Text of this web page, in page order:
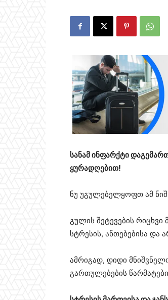
სანამ ინფარქტი
ყურადღებით!
ნუ უგულებელყოფთ ამ
გულის შეტევების
სტრესის, ანთებებისა და
ამრიგად, დიდი
გართულებების